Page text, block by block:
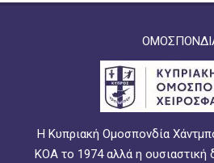
Η Κυπριακή Ομοσπονδία
ΚΟΑ το 1974 αλλά η ουσιαστική